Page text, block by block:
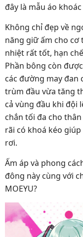
đây là mẫu áo
Không chỉ đẹp về
năng giữ ấm cho cơ
nhiệt rất tốt, hạn
Phần bông còn
các đường may đan
trùm đầu vừa tăng
cả vùng đầu khi đội
chắn tối đa cho
rãi có khoá kéo
rơi.
Ấm áp và phong
đông này cùng với
MOEYU?